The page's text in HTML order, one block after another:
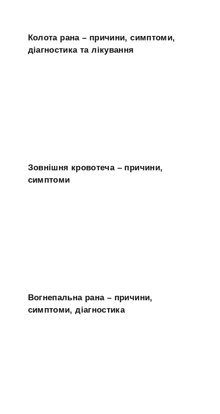
Колота рана – причини, симптоми,
діагностика та лікування
Зовнішня кровотеча – причини,
симптоми
Вогнепальна рана – причини,
симптоми, діагностика